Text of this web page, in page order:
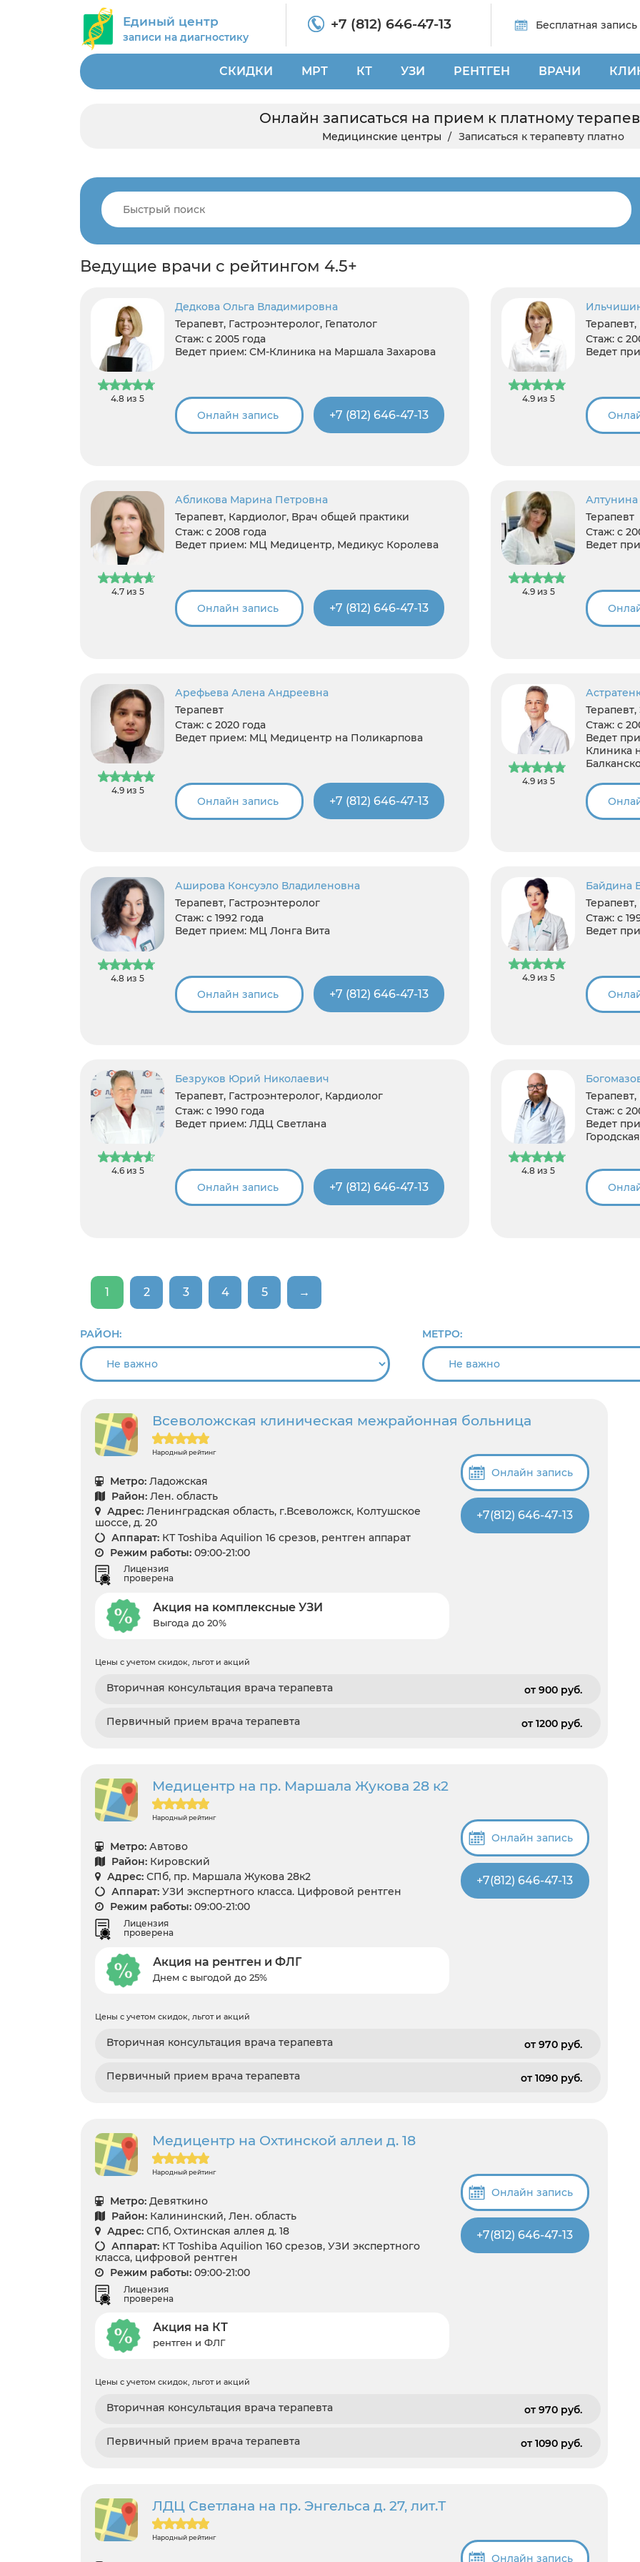
Единый центр
записи на диагностику
+7 (812) 646-47-13 Бесплатная запись
СКИДКИ МРТ КТ УЗИ РЕНТГЕН ВРАЧИ
Онлайн записаться на прием к платному
Медицинские центры Записаться к терапевту платно
Ведущие врачи с рейтингом 4.5+
4.8 из 5
Дедкова Ольга Владимировна
Терапевт, Гастроэнтеролог, Гепатолог
Стаж: с 2005 года
Ведет прием: СМ-Клиника на Маршала Захарова
Онлайн запись +7 (812) 646-47-13
4.9 из 5
Терапевт,
Стаж: с
Ведет
4.7 из 5
Абликова Марина Петровна
Терапевт, Кардиолог, Врач общей практики
Стаж: с 2008 года
Ведет прием: МЦ Медицентр, Медикус Королева
Онлайн запись +7 (812) 646-47-13
4.9 из 5
Терапевт
Стаж: с
Ведет
4.9 из 5
Арефьева Алена Андреевна
Терапевт
Стаж: с 2020 года
Ведет прием: МЦ Медицентр на Поликарпова
Онлайн запись +7 (812) 646-47-13
4.9 из 5
Стаж: с
Ведет
Клиника
4.8 из 5
Аширова Консуэло Владиленовна
Терапевт, Гастроэнтеролог
Стаж: с 1992 года
Ведет прием: МЦ Лонга Вита
Онлайн запись +7 (812) 646-47-13
4.9 из 5
Байдина
Стаж: с
Ведет
4.6 из 5
Безруков Юрий Николаевич
Терапевт, Гастроэнтеролог, Кардиолог
Стаж: с 1990 года
Ведет прием: ЛДЦ Светлана
Онлайн запись +7 (812) 646-47-13
4.8 из 5
Стаж: с
Ведет
1 2 3 4 5 →
РАЙОН: МЕТРО:
Всеволожская клиническая межрайонная больница
Народный рейтинг
Метро: Ладожская
Район: Лен. область
Адрес: Ленинградская область, г.Всеволожск, Колтушское
шоссе, д. 20
Аппарат: КТ Toshiba Aquilion 16 срезов, рентген аппарат
Режим работы: 09:00-21:00
Лицензия
проверена
Акция на комплексные УЗИ
Выгода до 20%
Онлайн запись
+7(812) 646-47-13
Цены с учетом скидок, льгот и акций
Вторичная консультация врача терапевта от 900 pуб.
Первичный прием врача терапевта от 1200 pуб.
Медицентр на пр. Маршала Жукова 28 к2
Народный рейтинг
Метро: Автово
Район: Кировский
Адрес: СПб, пр. Маршала Жукова 28к2
Аппарат: УЗИ экспертного класса. Цифровой рентген
Режим работы: 09:00-21:00
Лицензия
проверена
Акция на рентген и ФЛГ
Днем с выгодой до 25%
Онлайн запись
+7(812) 646-47-13
Цены с учетом скидок, льгот и акций
Вторичная консультация врача терапевта от 970 pуб.
Первичный прием врача терапевта от 1090 pуб.
Медицентр на Охтинской аллеи д. 18
Народный рейтинг
Метро: Девяткино
Район: Калининский, Лен. область
Адрес: СПб, Охтинская аллея д. 18
Аппарат: КТ Toshiba Aquilion 160 срезов, УЗИ экспертного
класса, цифровой рентген
Режим работы: 09:00-21:00
Лицензия
проверена
Акция на КТ
рентген и ФЛГ
Онлайн запись
+7(812) 646-47-13
Цены с учетом скидок, льгот и акций
Вторичная консультация врача терапевта от 970 pуб.
Первичный прием врача терапевта от 1090 pуб.
ЛДЦ Светлана на пр. Энгельса д. 27, лит.Т
Народный рейтинг
Онлайн запись